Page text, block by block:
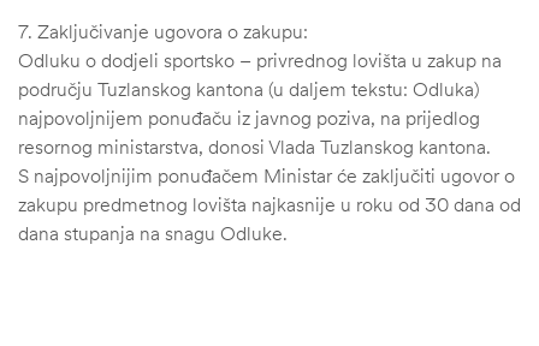
7. Zaključivanje ugovora o zakupu:
Odluku o dodjeli sportsko – privrednog lovišta u zakup na
području Tuzlanskog kantona (u daljem tekstu: Odluka)
najpovoljnijem ponuđaču iz javnog poziva, na prijedlog
resornog ministarstva, donosi Vlada Tuzlanskog kantona.
S najpovoljnijim ponuđačem Ministar će zaključiti ugovor o
zakupu predmetnog lovišta najkasnije u roku od 30 dana od
dana stupanja na snagu Odluke.